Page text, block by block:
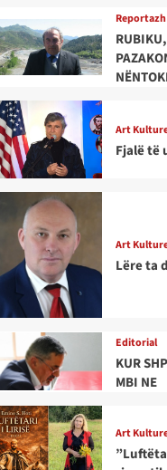
Reportazh
Art
Fjalë të
Art
Lëre ta
Editorial
KUR
MBI NE
Art